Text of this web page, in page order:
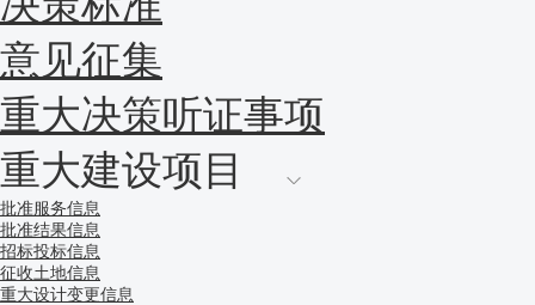
意见征集
重大决策听证事项
重大建设项目
批准服务信息
批准结果信息
招标投标信息
征收土地信息
重大设计变更信息